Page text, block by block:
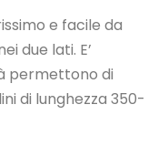
e facile da
due lati. E’
permettono di
di lunghezza 350-